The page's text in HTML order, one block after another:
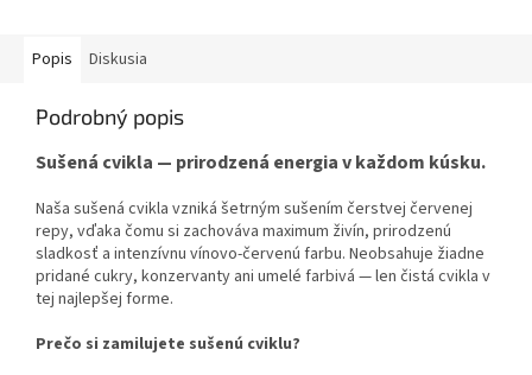
Popis Diskusia
Podrobný popis
Sušená cvikla — prirodzená energia v každom kúsku.
Naša sušená cvikla vzniká šetrným sušením čerstvej červenej
repy, vďaka čomu si zachováva maximum živín, prirodzenú
sladkosť a intenzívnu vínovo-červenú farbu. Neobsahuje žiadne
pridané cukry, konzervanty ani umelé farbivá — len čistá cvikla v
tej najlepšej forme.
Prečo si zamilujete sušenú cviklu?